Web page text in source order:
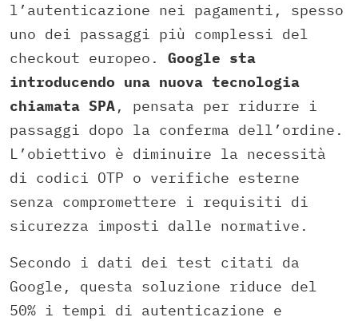
l’autenticazione nei pagamenti, spesso
uno dei passaggi più complessi del
checkout europeo. Google sta
introducendo una nuova tecnologia
chiamata SPA, pensata per ridurre i
passaggi dopo la conferma dell’ordine.
L’obiettivo è diminuire la necessità
di codici OTP o verifiche esterne
senza compromettere i requisiti di
sicurezza imposti dalle normative.
Secondo i dati dei test citati da
Google, questa soluzione riduce del
50% i tempi di autenticazione e